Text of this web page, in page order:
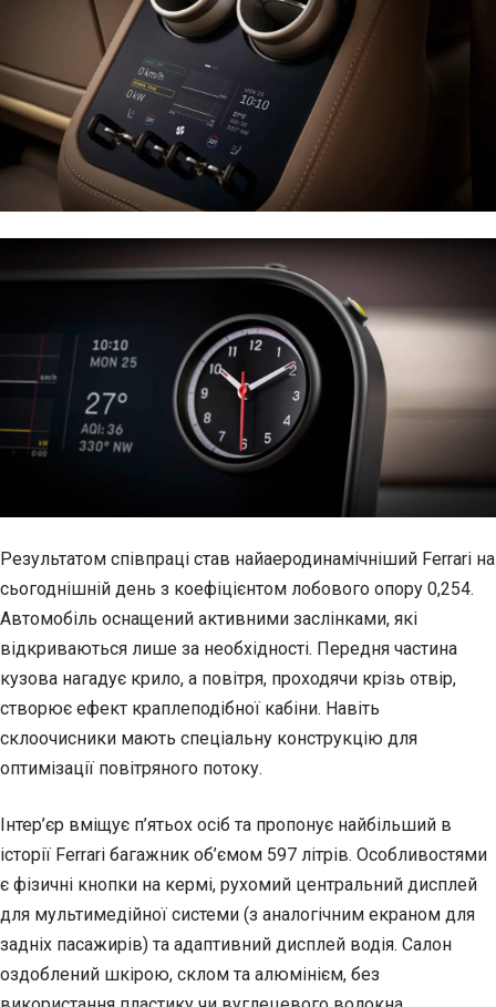
Результатом співпраці став найаеродинамічніший Ferrari на
сьогоднішній день з коефіцієнтом лобового опору 0,254.
Автомобіль оснащений активними заслінками, які
відкриваються лише за необхідності. Передня частина
кузова нагадує крило, а повітря, проходячи крізь отвір,
створює ефект краплеподібної кабіни. Навіть
склоочисники мають спеціальну конструкцію для
оптимізації повітряного потоку.
Інтер’єр вміщує п’ятьох осіб та пропонує найбільший в
історії Ferrari багажник об’ємом 597 літрів. Особливостями
є фізичні кнопки на кермі, рухомий центральний дисплей
для мультимедійної системи (з аналогічним екраном для
задніх пасажирів) та адаптивний дисплей водія. Салон
оздоблений шкірою, склом та алюмінієм, без